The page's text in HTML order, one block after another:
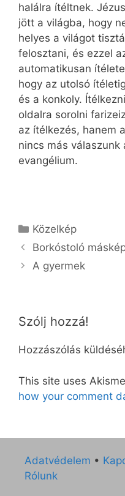
halálra ítéltnek.
jött a világba, hogy
helyes a világot
felosztani, és ezzel
automatikusan
hogy az utolsó
és a konkoly.
oldalra sorolni
az ítélkezés, hanem
nincs más
evangélium.
Kategória
Közelkép
Borkóstoló
A gyermek
Szólj hozzá!
Hozzászólás
This site uses
how your comment
Adatvédelem •
Rólunk